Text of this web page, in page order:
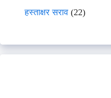
हस्ताक्षर सराव (22)